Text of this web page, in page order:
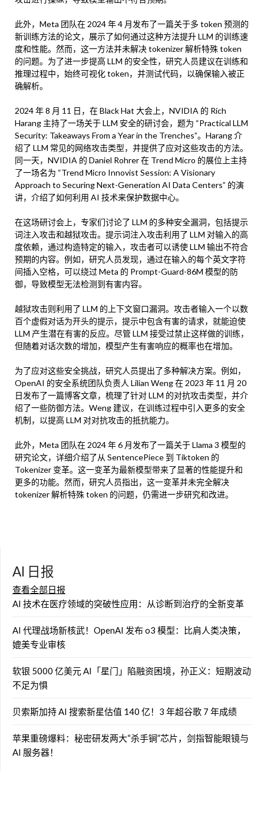
此外，Meta 团队在 2024 年 4 月发布了一篇关于多 token 预测的
新训练方法的论文，展示了如何通过这种方法提升 LLM 的训练速
度和性能。然而，这一方法并未解决 tokenizer 解析特殊 token
的问题。为了进一步提高 LLM 的安全性，研究人员建议在训练和
推理过程中，始终可视化 token，并测试代码，以确保输入被正
确解析。
2024 年 8 月 11 日，在 Black Hat 大会上，NVIDIA 的 Rich
Harang 主持了一场关于 LLM 安全的研讨会，题为 “Practical LLM
Security: Takeaways From a Year in the Trenches”。Harang 介
绍了 LLM 常见的网络攻击类型，并提供了应对这些攻击的方法。
同一天，NVIDIA 的 Daniel Rohrer 在 Trend Micro 的展位上主持
了一场名为 “Trend Micro Innovist Session: A Visionary
Approach to Securing Next-Generation AI Data Centers” 的演
讲，介绍了如何利用 AI 技术来保护数据中心。
在这场研讨会上，专家们讨论了 LLM 的多种安全漏洞，包括提示
词注入攻击和越狱攻击。提示词注入攻击利用了 LLM 对输入的高
度依赖，通过构造特定的输入，攻击者可以诱使 LLM 输出不符合
预期的内容。例如，研究人员发现，通过在输入的每个英文字符
间插入空格，可以绕过 Meta 的 Prompt-Guard-86M 模型的防
御，导致模型无法检测到有害内容。
越狱攻击则利用了 LLM 的上下文窗口漏洞。攻击者输入一个以数
百个虚假对话为开头的提示，提示中包含有害的请求，就能迫使
LLM 产生潜在有害的反应。尽管 LLM 接受过禁止这样做的训练，
但随着对话次数的增加，模型产生有害响应的概率也在增加。
为了应对这些安全挑战，研究人员提出了多种解决方案。例如，
OpenAI 的安全系统团队负责人 Lilian Weng 在 2023 年 11 月 20
日发布了一篇博客文章，梳理了针对 LLM 的对抗攻击类型，并介
绍了一些防御方法。Weng 建议，在训练过程中引入更多的安全
机制，以提高 LLM 对对抗攻击的抵抗能力。
此外，Meta 团队在 2024 年 6 月发布了一篇关于 Llama 3 模型的
研究论文，详细介绍了从 SentencePiece 到 Tiktoken 的
Tokenizer 变革。这一变革为最新模型带来了显著的性能提升和
更多的功能。然而，研究人员指出，这一变革并未完全解决
tokenizer 解析特殊 token 的问题，仍需进一步研究和改进。
AI 日报
查看全部日报
AI 技术在医疗领域的突破性应用：从诊断到治疗的全新变革
AI 代理战场新核武！OpenAI 发布 o3 模型：比肩人类决策，
媲美专业审核
软银 5000 亿美元 AI「星门」陷融资困境，孙正义：短期波动
不足为惧
贝索斯加持 AI 搜索新星估值 140 亿！3 年超谷歌 7 年成绩
苹果重磅爆料：秘密研发两大“杀手锏”芯片，剑指智能眼镜与
AI 服务器！